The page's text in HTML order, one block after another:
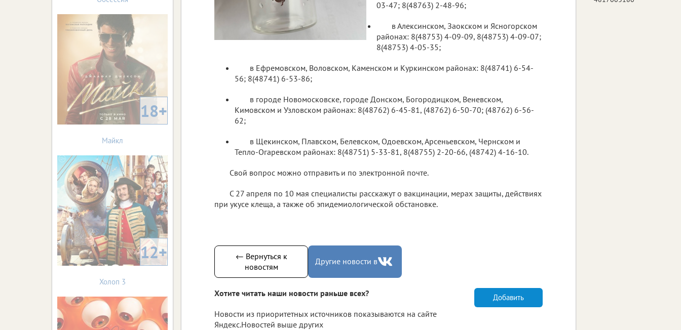
03-47; 8(48763) 2-48-96;
в Алексинском, Заокском и Ясногорском
районах: 8(48753) 4-09-09, 8(48753) 4-09-07;
8(48753) 4-05-35;
в Ефремовском, Воловском, Каменском и Куркинском районах: 8(48741) 6-54-
56; 8(48741) 6-53-86;
в городе Новомосковске, городе Донском, Богородицком, Веневском,
Кимовском и Узловском районах: 8(48762) 6-45-81, (48762) 6-50-70; (48762) 6-56-
62;
в Щекинском, Плавском, Белевском, Одоевском, Арсеньевском, Чернском и
Тепло-Огаревском районах: 8(48751) 5-33-81, 8(48755) 2-20-66, (48742) 4-16-10.
Свой вопрос можно отправить и по электронной почте.
С 27 апреля по 10 мая специалисты расскажут о вакцинации, мерах защиты, действиях
при укусе клеща, а также об эпидемиологической обстановке.
← Вернуться к
новостям
Другие новости в
Хотите читать наши новости раньше всех?
Новости из приоритетных источников показываются на сайте
Яндекс.Новостей выше других
Добавить
18+
Майкл
12+
Холоп 3